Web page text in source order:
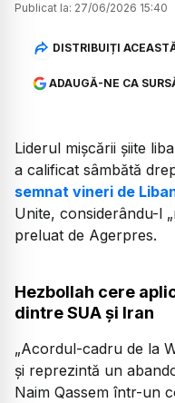
Publicat la: 27/06/2026 15:40
DISTRIBUIȚI
ADAUGĂ-NE CA
Liderul mișcării șiite
a calificat sâmbătă
semnat vineri de
Unite, considerându-l
preluat de Agerpres.
Hezbollah cere
dintre SUA și Iran
„Acordul-cadru de la
și reprezintă un
Naim Qassem într-un